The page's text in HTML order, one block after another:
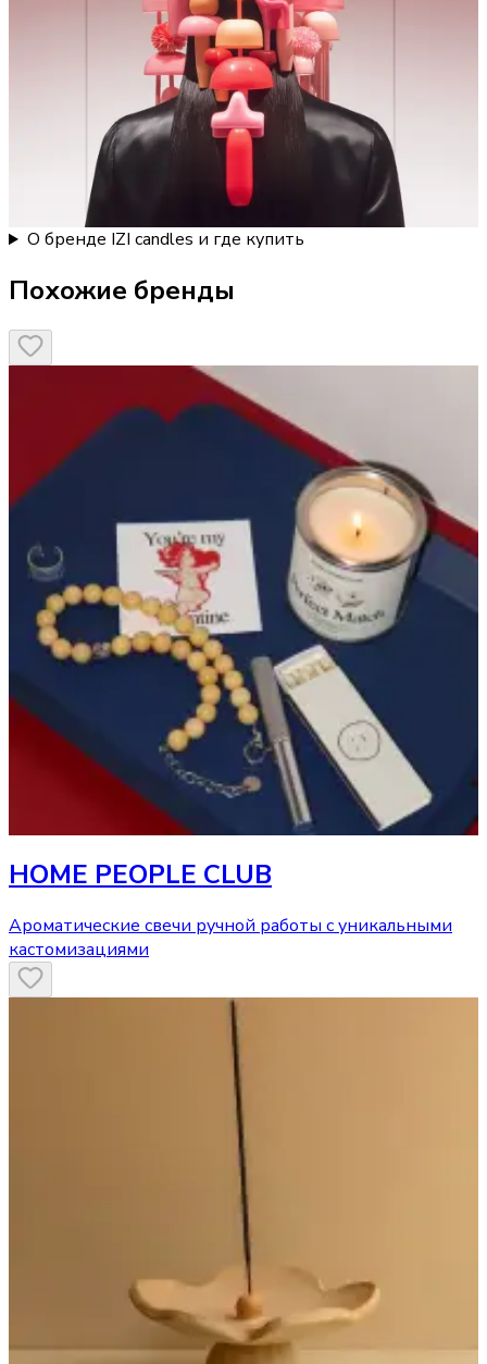
О бренде IZI candles и где купить
Похожие бренды
HOME PEOPLE CLUB
Ароматические свечи ручной работы с уникальными
кастомизациями